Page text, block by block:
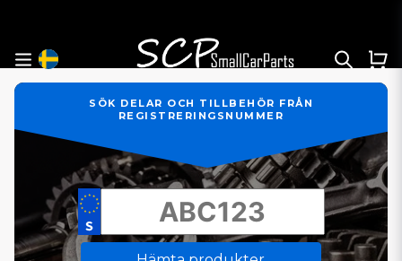
SÖK DELAR OCH TILLBEHÖR FRÅN
REGISTRERINGSNUMMER